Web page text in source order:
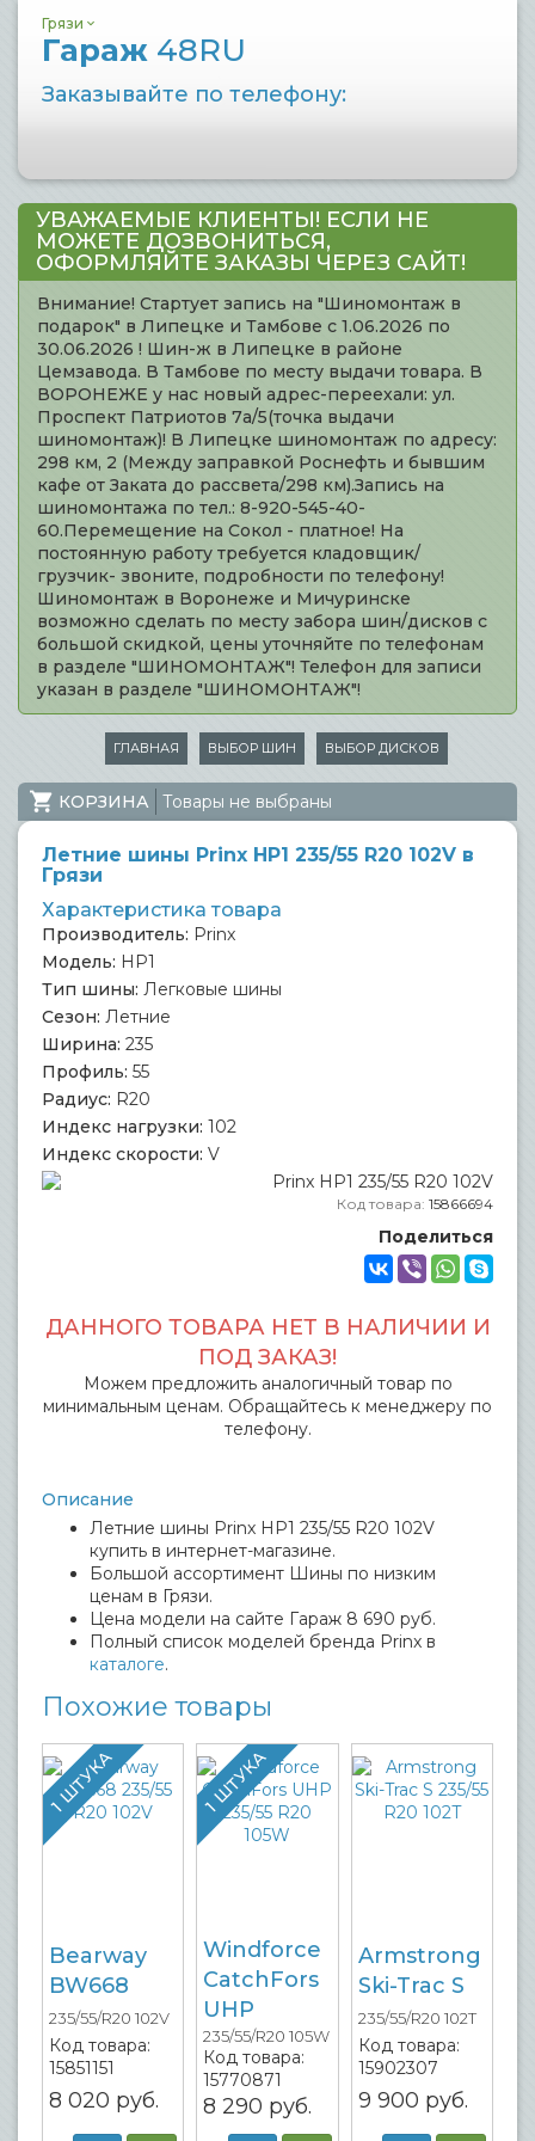
Грязи
Гараж 48RU
Заказывайте по телефону:
УВАЖАЕМЫЕ КЛИЕНТЫ! ЕСЛИ НЕ
МОЖЕТЕ ДОЗВОНИТЬСЯ,
ОФОРМЛЯЙТЕ ЗАКАЗЫ ЧЕРЕЗ САЙТ!
Внимание! Стартует запись на "Шиномонтаж в
подарок" в Липецке и Тамбове с 1.06.2026 по
30.06.2026 ! Шин-ж в Липецке в районе
Цемзавода. В Тамбове по месту выдачи товара. В
ВОРОНЕЖЕ у нас новый адрес-переехали: ул.
Проспект Патриотов 7а/5(точка выдачи
шиномонтаж)! В Липецке шиномонтаж по адресу:
298 км, 2 (Между заправкой Роснефть и бывшим
кафе от Заката до рассвета/298 км).Запись на
шиномонтажа по тел.: 8-920-545-40-
60.Перемещение на Сокол - платное! На
постоянную работу требуется кладовщик/
грузчик- звоните, подробности по телефону!
Шиномонтаж в Воронеже и Мичуринске
возможно сделать по месту забора шин/дисков с
большой скидкой, цены уточняйте по телефонам
в разделе "ШИНОМОНТАЖ"! Телефон для записи
указан в разделе "ШИНОМОНТАЖ"!
ГЛАВНАЯ ВЫБОР ШИН ВЫБОР ДИСКОВ
КОРЗИНА Товары не выбраны
Летние шины Prinx HP1 235/55 R20 102V в
Грязи
Характеристика товара
Производитель: Prinx
Модель: HP1
Тип шины: Легковые шины
Сезон: Летние
Ширина: 235
Профиль: 55
Радиус: R20
Индекс нагрузки: 102
Индекс скорости: V
Код товара: 15866694
Поделиться
ДАННОГО ТОВАРА НЕТ В НАЛИЧИИ И
ПОД ЗАКАЗ!
Можем предложить аналогичный товар по
минимальным ценам. Обращайтесь к менеджеру по
телефону.
Описание
Летние шины Prinx HP1 235/55 R20 102V
купить в интернет-магазине.
Большой ассортимент Шины по низким
ценам в Грязи.
Цена модели на сайте Гараж 8 690 руб.
Полный список моделей бренда Prinx в
каталоге.
Похожие товары
1 ШТУКА
Bearway
BW668
235/55/R20 102V
Код товара:
15851151
8 020 руб.
1 ШТУКА
Windforce
CatchFors
UHP
235/55/R20 105W
Код товара:
15770871
8 290 руб.
Armstrong
Ski-Trac S
235/55/R20 102T
Код товара:
15902307
9 900 руб.